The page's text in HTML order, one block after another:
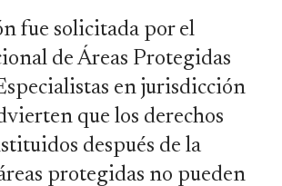
fue solicitada por el
de Áreas Protegidas
en jurisdicción
que los derechos
después de la
protegidas no pueden